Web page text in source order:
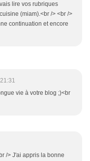
lire vos rubriques
(miam).<br /> <br />
continuation et encore
vie à votre blog ;)<br
/> J'ai appris la bonne